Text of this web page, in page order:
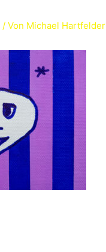
/ Von Michael Hartfelder